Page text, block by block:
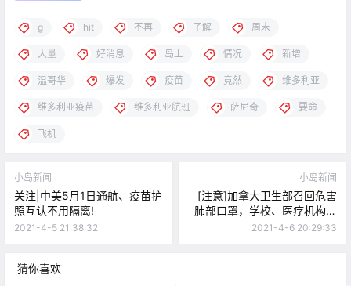
g hit 不再 了解 周末
大量 好消息 岛上 情况 新增
温哥华 爆发 疫苗 竟然 维多利亚
维多利亚疫苗 维多利亚航班 萨尼奇 要命
飞机
小岛新闻
关注|中美5月1日通航、疫苗护
照互认不用隔离!
2021-4-5 21:38:32
小岛新闻
[注意]加拿大卫生部召回危害
肺部口罩，学校、医疗机构都
在用！
2021-4-6 20:29:33
猜你喜欢